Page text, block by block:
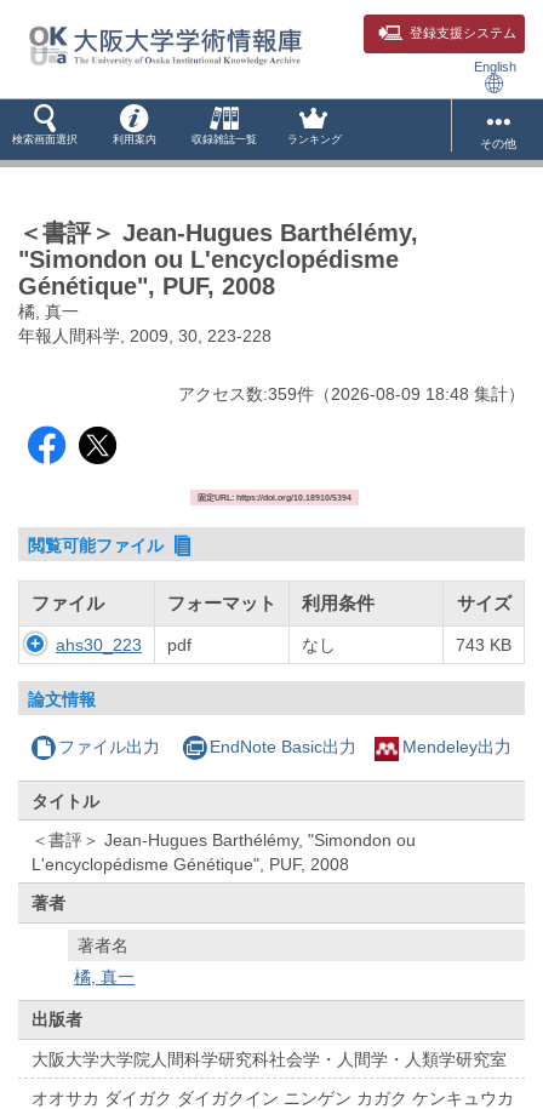
登録支援システム
English
検索画面選択 利用案内 収録雑誌一覧 ランキング その他
＜書評＞ Jean-Hugues Barthélémy,
"Simondon ou L'encyclopédisme
Génétique", PUF, 2008
橘, 真一
年報人間科学, 2009, 30, 223-228
アクセス数:359件 （2026-08-09 18:48 集計）
固定URL: https://doi.org/10.18910/5394
閲覧可能ファイル
ファイル フォーマット 利用条件 サイズ
ahs30_223 pdf なし 743 KB
論文情報
ファイル出力 EndNote Basic出力 Mendeley出力
タイトル
＜書評＞ Jean-Hugues Barthélémy, "Simondon ou
L'encyclopédisme Génétique", PUF, 2008
著者
著者名
橘, 真一
出版者
大阪大学大学院人間科学研究科社会学・人間学・人類学研究室
オオサカ ダイガク ダイガクイン ニンゲン カガク ケンキュウカ